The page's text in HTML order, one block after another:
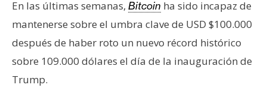
En las últimas semanas, Bitcoin ha sido incapaz de
mantenerse sobre el umbra clave de USD $100.000
después de haber roto un nuevo récord histórico
sobre 109.000 dólares el día de la inauguración de
Trump.